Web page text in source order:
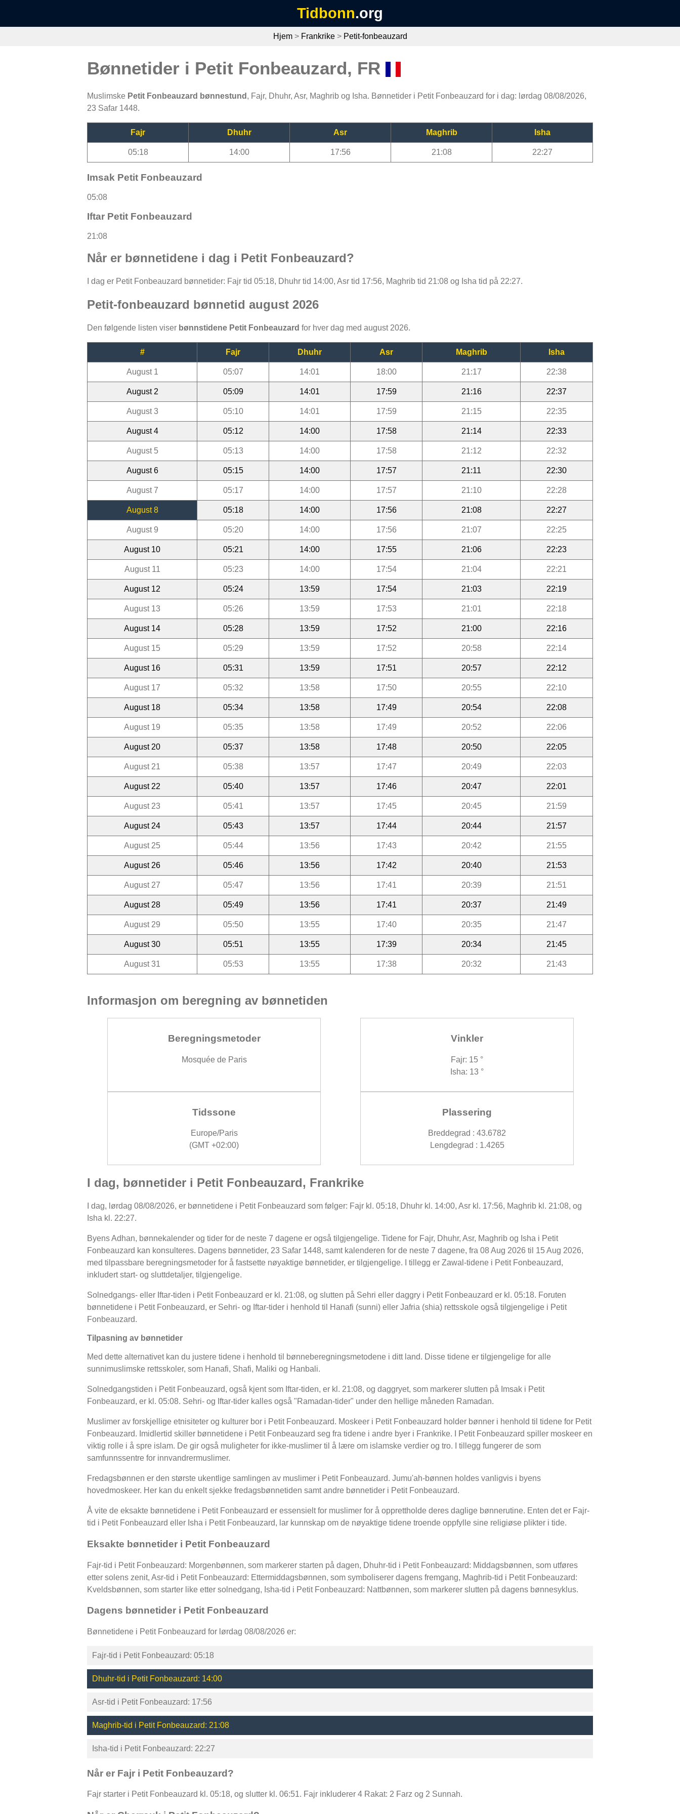
Tidbonn.org
Hjem> Frankrike> Petit-fonbeauzard
Bønnetider i Petit Fonbeauzard, FR
Muslimske Petit Fonbeauzard bønnestund , Fajr, Dhuhr, Asr, Maghrib og Isha. Bønnetider i Petit Fonbeauzard for i dag: lørdag 08/08/2026,
23 Safar 1448.
Fajr Dhuhr Asr Maghrib Isha
05:18 14:00 17:56 21:08 22:27
Imsak Petit Fonbeauzard
05:08
Iftar Petit Fonbeauzard
21:08
Når er bønnetidene i dag i Petit Fonbeauzard?
I dag er Petit Fonbeauzard bønnetider: Fajr tid 05:18, Dhuhr tid 14:00, Asr tid 17:56, Maghrib tid 21:08 og Isha tid på 22:27.
Petit-fonbeauzard bønnetid august 2026
Den følgende listen viser bønnstidene Petit Fonbeauzard for hver dag med august 2026.
# Fajr Dhuhr Asr Maghrib Isha
August 1 05:07 14:01 18:00 21:17 22:38
August 2 05:09 14:01 17:59 21:16 22:37
August 3 05:10 14:01 17:59 21:15 22:35
August 4 05:12 14:00 17:58 21:14 22:33
August 5 05:13 14:00 17:58 21:12 22:32
August 6 05:15 14:00 17:57 21:11 22:30
August 7 05:17 14:00 17:57 21:10 22:28
August 8 05:18 14:00 17:56 21:08 22:27
August 9 05:20 14:00 17:56 21:07 22:25
August 10 05:21 14:00 17:55 21:06 22:23
August 11 05:23 14:00 17:54 21:04 22:21
August 12 05:24 13:59 17:54 21:03 22:19
August 13 05:26 13:59 17:53 21:01 22:18
August 14 05:28 13:59 17:52 21:00 22:16
August 15 05:29 13:59 17:52 20:58 22:14
August 16 05:31 13:59 17:51 20:57 22:12
August 17 05:32 13:58 17:50 20:55 22:10
August 18 05:34 13:58 17:49 20:54 22:08
August 19 05:35 13:58 17:49 20:52 22:06
August 20 05:37 13:58 17:48 20:50 22:05
August 21 05:38 13:57 17:47 20:49 22:03
August 22 05:40 13:57 17:46 20:47 22:01
August 23 05:41 13:57 17:45 20:45 21:59
August 24 05:43 13:57 17:44 20:44 21:57
August 25 05:44 13:56 17:43 20:42 21:55
August 26 05:46 13:56 17:42 20:40 21:53
August 27 05:47 13:56 17:41 20:39 21:51
August 28 05:49 13:56 17:41 20:37 21:49
August 29 05:50 13:55 17:40 20:35 21:47
August 30 05:51 13:55 17:39 20:34 21:45
August 31 05:53 13:55 17:38 20:32 21:43
Informasjon om beregning av bønnetiden
Beregningsmetoder
Mosquée de Paris
Vinkler
Fajr: 15 °
Isha: 13 °
Tidssone
Europe/Paris
(GMT +02:00)
Plassering
Breddegrad : 43.6782
Lengdegrad : 1.4265
I dag, bønnetider i Petit Fonbeauzard, Frankrike
I dag, lørdag 08/08/2026, er bønnetidene i Petit Fonbeauzard som følger: Fajr kl. 05:18, Dhuhr kl. 14:00, Asr kl. 17:56, Maghrib kl. 21:08, og
Isha kl. 22:27.
Byens Adhan, bønnekalender og tider for de neste 7 dagene er også tilgjengelige. Tidene for Fajr, Dhuhr, Asr, Maghrib og Isha i Petit
Fonbeauzard kan konsulteres. Dagens bønnetider, 23 Safar 1448, samt kalenderen for de neste 7 dagene, fra 08 Aug 2026 til 15 Aug 2026,
med tilpassbare beregningsmetoder for å fastsette nøyaktige bønnetider, er tilgjengelige. I tillegg er Zawal-tidene i Petit Fonbeauzard,
inkludert start- og sluttdetaljer, tilgjengelige.
Solnedgangs- eller Iftar-tiden i Petit Fonbeauzard er kl. 21:08, og slutten på Sehri eller daggry i Petit Fonbeauzard er kl. 05:18. Foruten
bønnetidene i Petit Fonbeauzard, er Sehri- og Iftar-tider i henhold til Hanafi (sunni) eller Jafria (shia) rettsskole også tilgjengelige i Petit
Fonbeauzard.
Tilpasning av bønnetider
Med dette alternativet kan du justere tidene i henhold til bønneberegningsmetodene i ditt land. Disse tidene er tilgjengelige for alle
sunnimuslimske rettsskoler, som Hanafi, Shafi, Maliki og Hanbali.
Solnedgangstiden i Petit Fonbeauzard, også kjent som Iftar-tiden, er kl. 21:08, og daggryet, som markerer slutten på Imsak i Petit
Fonbeauzard, er kl. 05:08. Sehri- og Iftar-tider kalles også "Ramadan-tider" under den hellige måneden Ramadan.
Muslimer av forskjellige etnisiteter og kulturer bor i Petit Fonbeauzard. Moskeer i Petit Fonbeauzard holder bønner i henhold til tidene for Petit
Fonbeauzard. Imidlertid skiller bønnetidene i Petit Fonbeauzard seg fra tidene i andre byer i Frankrike. I Petit Fonbeauzard spiller moskeer en
viktig rolle i å spre islam. De gir også muligheter for ikke-muslimer til å lære om islamske verdier og tro. I tillegg fungerer de som
samfunnssentre for innvandrermuslimer.
Fredagsbønnen er den største ukentlige samlingen av muslimer i Petit Fonbeauzard. Jumu'ah-bønnen holdes vanligvis i byens
hovedmoskeer. Her kan du enkelt sjekke fredagsbønnetiden samt andre bønnetider i Petit Fonbeauzard.
Å vite de eksakte bønnetidene i Petit Fonbeauzard er essensielt for muslimer for å opprettholde deres daglige bønnerutine. Enten det er Fajr-
tid i Petit Fonbeauzard eller Isha i Petit Fonbeauzard, lar kunnskap om de nøyaktige tidene troende oppfylle sine religiøse plikter i tide.
Eksakte bønnetider i Petit Fonbeauzard
Fajr-tid i Petit Fonbeauzard: Morgenbønnen, som markerer starten på dagen, Dhuhr-tid i Petit Fonbeauzard: Middagsbønnen, som utføres
etter solens zenit, Asr-tid i Petit Fonbeauzard: Ettermiddagsbønnen, som symboliserer dagens fremgang, Maghrib-tid i Petit Fonbeauzard:
Kveldsbønnen, som starter like etter solnedgang, Isha-tid i Petit Fonbeauzard: Nattbønnen, som markerer slutten på dagens bønnesyklus.
Dagens bønnetider i Petit Fonbeauzard
Bønnetidene i Petit Fonbeauzard for lørdag 08/08/2026 er:
Fajr-tid i Petit Fonbeauzard: 05:18
Dhuhr-tid i Petit Fonbeauzard: 14:00
Asr-tid i Petit Fonbeauzard: 17:56
Maghrib-tid i Petit Fonbeauzard: 21:08
Isha-tid i Petit Fonbeauzard: 22:27
Når er Fajr i Petit Fonbeauzard?
Fajr starter i Petit Fonbeauzard kl. 05:18, og slutter kl. 06:51. Fajr inkluderer 4 Rakat: 2 Farz og 2 Sunnah.